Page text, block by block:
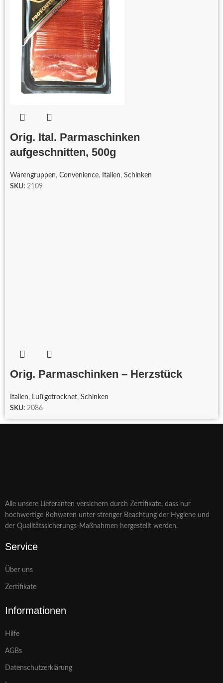
Orig. Ital. Parmaschinken
aufgeschnitten, 500g
Warengruppen, Convenience, Italien, Schinken
SKU: 2109
Orig. Parmaschinken – Herzstück
Italien, Luftgetrocknet, Schinken
SKU: 2086
Alle unsere Lieferanten versichern durch Zertifikate, dass nur
hochwertige Rohwaren unter strenger Beachtung der Hygiene und
der Qualitätssicherungs-Maßnahmen hergestellt werden.
Service
Über uns
Zertifikate
Informationen
Hilfe
AGBs
Datenschutzerklärung